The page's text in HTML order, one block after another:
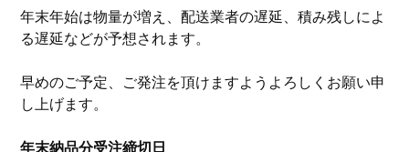
年末年始は物量が増え、配送業者の遅延、積み残しによ
る遅延などが予想されます。
早めのご予定、ご発注を頂けますようよろしくお願い申
し上げます。
年末納品分受注締切日